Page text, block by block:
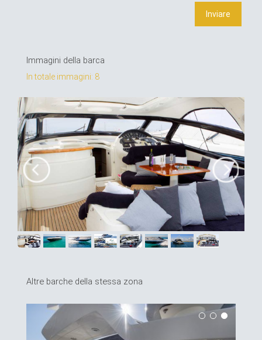
Immagini della barca
In totale immagini: 8
Altre barche della stessa zona